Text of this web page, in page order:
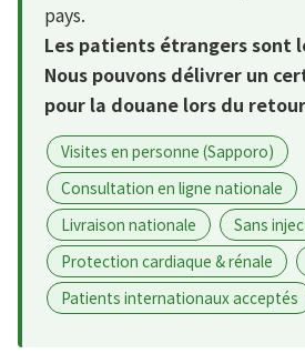
pays.
Les patients étrangers sont
Nous pouvons délivrer un
pour la douane lors du
Visites en personne (Sapporo)
Consultation en ligne nationale
Livraison nationale
Sans
Protection cardiaque & rénale
Patients internationaux acceptés